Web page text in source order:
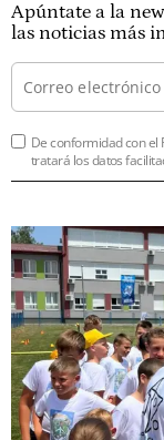
Apúntate a la
las noticias más
De conformidad con el
tratará los datos